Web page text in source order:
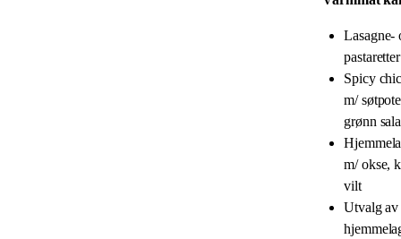
Lasagne-
pastaretter
Spicy
m/
grønn
m/ okse,
vilt
Utvalg av